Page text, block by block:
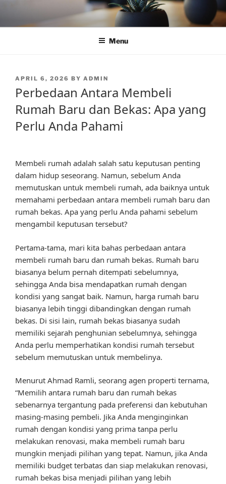
content
Menu
POSTED
APRIL 6, 2026 BY ADMIN
Perbedaan Antara Membeli
Rumah Baru dan Bekas: Apa yang
Perlu Anda Pahami
Membeli rumah adalah salah satu keputusan penting
dalam hidup seseorang. Namun, sebelum Anda
memutuskan untuk membeli rumah, ada baiknya untuk
memahami perbedaan antara membeli rumah baru dan
rumah bekas. Apa yang perlu Anda pahami sebelum
mengambil keputusan tersebut?
Pertama-tama, mari kita bahas perbedaan antara
membeli rumah baru dan rumah bekas. Rumah baru
biasanya belum pernah ditempati sebelumnya,
sehingga Anda bisa mendapatkan rumah dengan
kondisi yang sangat baik. Namun, harga rumah baru
biasanya lebih tinggi dibandingkan dengan rumah
bekas. Di sisi lain, rumah bekas biasanya sudah
memiliki sejarah penghunian sebelumnya, sehingga
Anda perlu memperhatikan kondisi rumah tersebut
sebelum memutuskan untuk membelinya.
Menurut Ahmad Ramli, seorang agen properti ternama,
“Memilih antara rumah baru dan rumah bekas
sebenarnya tergantung pada preferensi dan kebutuhan
masing-masing pembeli. Jika Anda menginginkan
rumah dengan kondisi yang prima tanpa perlu
melakukan renovasi, maka membeli rumah baru
mungkin menjadi pilihan yang tepat. Namun, jika Anda
memiliki budget terbatas dan siap melakukan renovasi,
rumah bekas bisa menjadi pilihan yang lebih